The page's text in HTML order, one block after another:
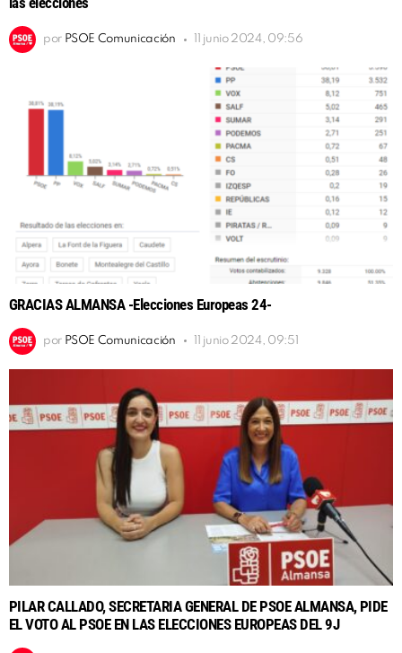
por PSOE Comunicación 11 junio 2024, 09:56
GRACIAS ALMANSA -Elecciones Europeas 24-
por PSOE Comunicación 11 junio 2024, 09:51
PILAR CALLADO, SECRETARIA GENERAL DE PSOE ALMANSA, PIDE
EL VOTO AL PSOE EN LAS ELECCIONES EUROPEAS DEL 9J